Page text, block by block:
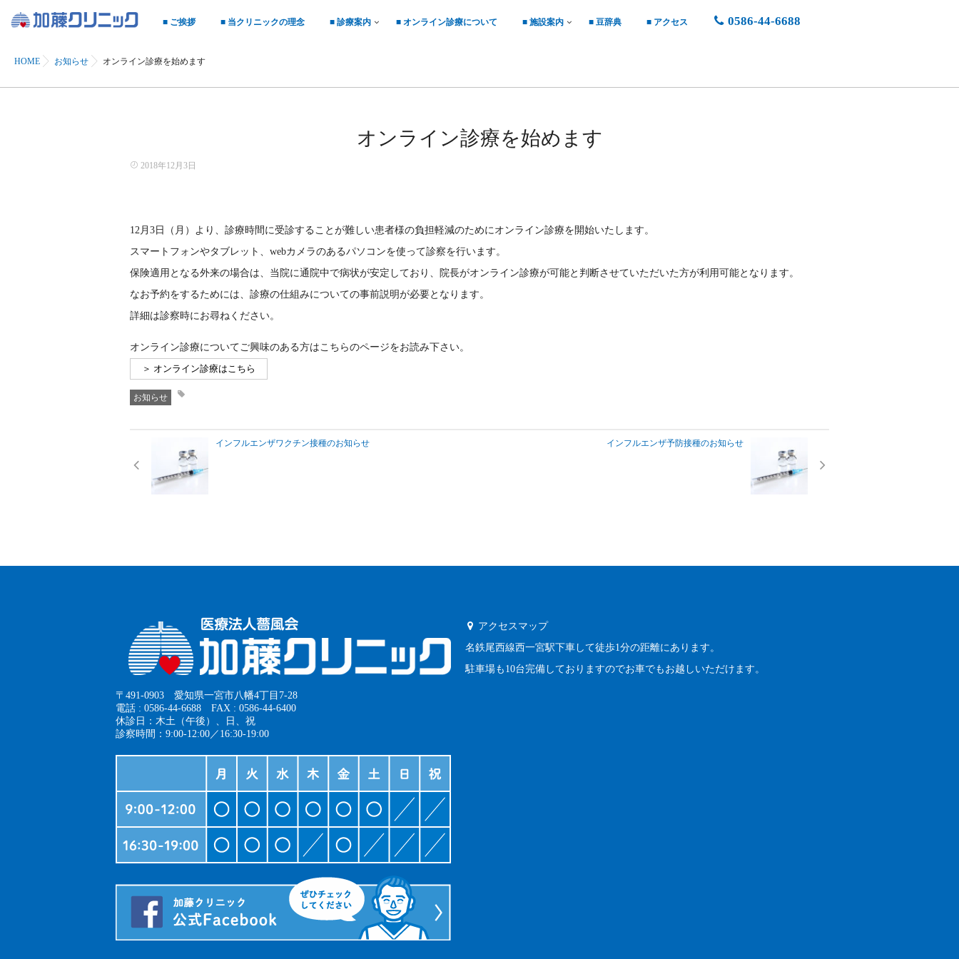
■ ご挨拶 ■ 当クリニックの理念 ■ 診療案内 ■ オンライン診療について ■ 施設案内 ■ 豆辞典 ■ アクセス 0586-44-6688
HOME お知らせ オンライン診療を始めます
オンライン診療を始めます
2018年12月3日
12月3日（月）より、診療時間に受診することが難しい患者様の負担軽減のためにオンライン診療を開始いたします。
スマートフォンやタブレット、webカメラのあるパソコンを使って診察を行います。
保険適用となる外来の場合は、当院に通院中で病状が安定しており、院長がオンライン診療が可能と判断させていただいた方が利用可能となります。
なお予約をするためには、診療の仕組みについての事前説明が必要となります。
詳細は診察時にお尋ねください。
オンライン診療についてご興味のある方はこちらのページをお読み下さい。
＞ オンライン診療はこちら
お知らせ
インフルエンザワクチン接種のお知らせ インフルエンザ予防接種のお知らせ
〒491-0903 愛知県一宮市八幡4丁目7-28
電話 : 0586-44-6688 FAX : 0586-44-6400
休診日：木土（午後）、日、祝
診察時間：9:00-12:00／16:30-19:00
アクセスマップ
名鉄尾西線西一宮駅下車して徒歩1分の距離にあります。
駐車場も10台完備しておりますのでお車でもお越しいただけます。